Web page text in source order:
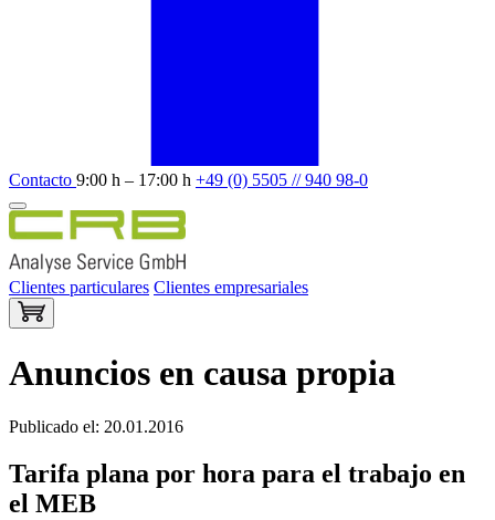
Contacto 9:00 h – 17:00 h +49 (0) 5505 // 940 98-0
Clientes particulares Clientes empresariales
Anuncios en causa propia
Publicado el: 20.01.2016
Tarifa plana por hora para el trabajo en
el MEB